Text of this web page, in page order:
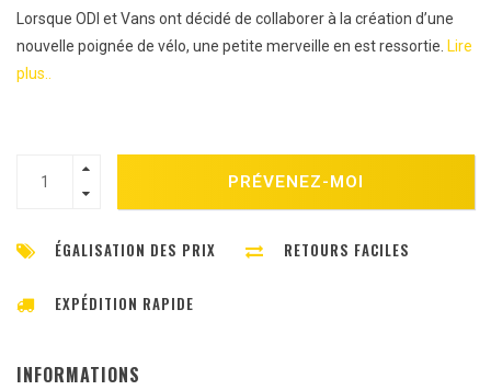
Lorsque ODI et Vans ont décidé de collaborer à la création d’une
nouvelle poignée de vélo, une petite merveille en est ressortie. Lire
plus..
PRÉVENEZ-MOI
ÉGALISATION DES PRIX RETOURS FACILES
EXPÉDITION RAPIDE
INFORMATIONS